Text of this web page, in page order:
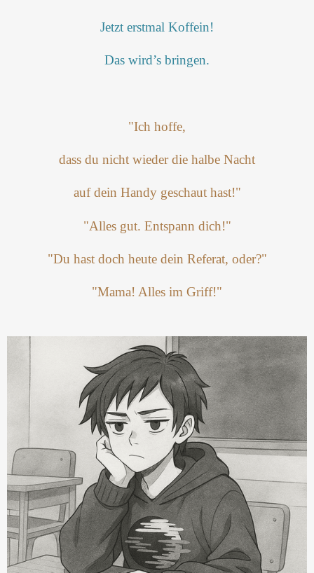
Jetzt erstmal Koffein!
Das wird’s bringen.
"Ich hoffe,
dass du nicht wieder die halbe Nacht
auf dein Handy geschaut hast!"
"Alles gut. Entspann dich!"
"Du hast doch heute dein Referat, oder?"
"Mama! Alles im Griff!"